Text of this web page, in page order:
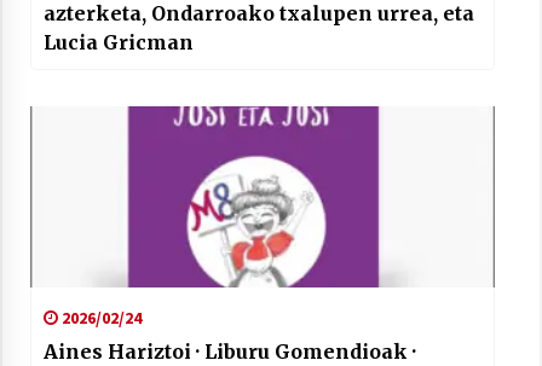
azterketa, Ondarroako txalupen urrea, eta
Lucia Gricman
2026/02/24
Aines Hariztoi · Liburu Gomendioak ·